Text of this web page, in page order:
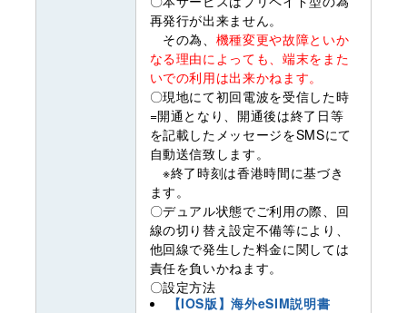
再発行が出来ません。
その為、 機種変更や故障といか
なる理由によっても、端末をまた
いでの利用は出来かねます。
〇現地にて初回電波を受信した時
=開通となり、開通後は終了日等
を記載したメッセージをSMSにて
自動送信致します。
※終了時刻は香港時間に基づき
ます。
〇デュアル状態でご利用の際、回
線の切り替え設定不備等により、
他回線で発生した料金に関しては
責任を負いかねます。
〇設定方法
【IOS版】海外eSIM説明書